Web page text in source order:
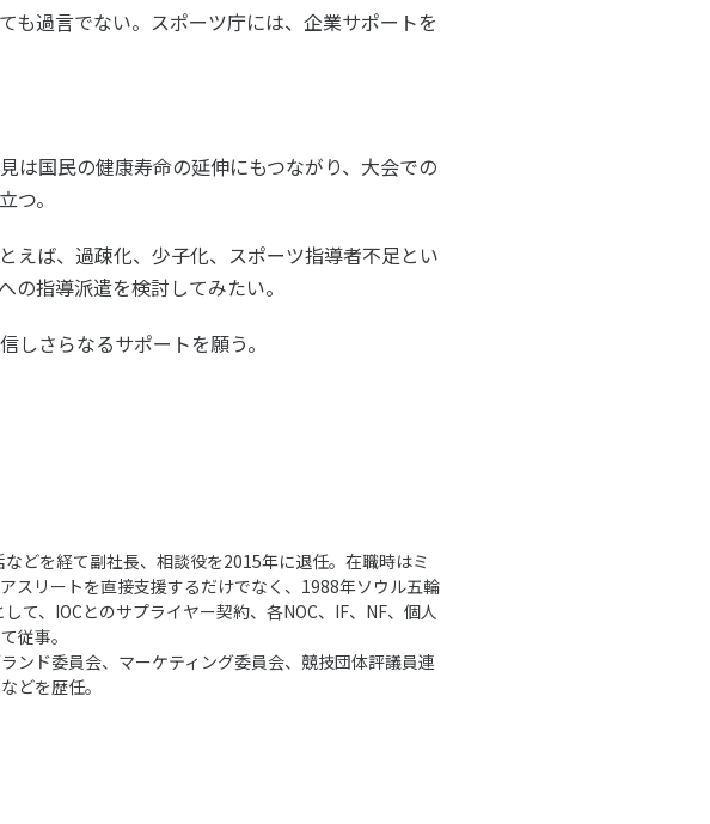
過言でない。スポーツ庁には、企業サポートを
国民の健康寿命の延伸にもつながり、大会での
つ。
えば、過疎化、少子化、スポーツ指導者不足とい
指導派遣を検討してみたい。
さらなるサポートを願う。
どを経て副社長、相談役を2015年に退任。在職時はミ
スリートを直接支援するだけでなく、1988年ソウル五輪
て、IOCとのサプライヤー契約、各NOC、IF、NF、個人
従事。
ンド委員会、マーケティング委員会、競技団体評議員連
どを歴任。